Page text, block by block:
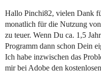
Hallo Pinchi82, vielen Dank
monatlich für die Nutzung
zu teuer. Wenn Du ca. 1,5
Programm dann schon Dein
Ich habe inzwischen das
mir bei Adobe den